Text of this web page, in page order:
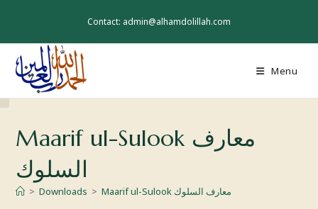
Contact: admin@alhamdolillah.com
Menu
Maarif ul-Sulook معارف
السلوك
> Downloads > Maarif ul-Sulook معارف السلوك